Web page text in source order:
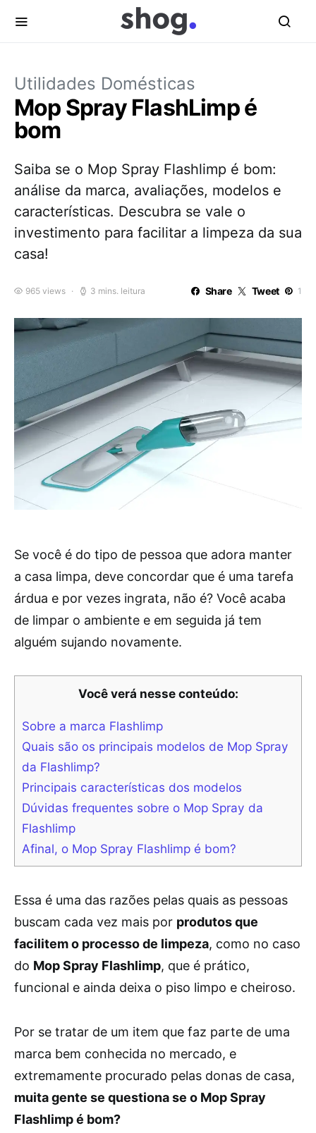
Utilidades Domésticas
Mop Spray FlashLimp é
bom
Saiba se o Mop Spray Flashlimp é bom:
análise da marca, avaliações, modelos e
características. Descubra se vale o
investimento para facilitar a limpeza da sua
casa!
965 views 3 mins. leitura Share Tweet 1
Se você é do tipo de pessoa que adora manter
a casa limpa, deve concordar que é uma tarefa
árdua e por vezes ingrata, não é? Você acaba
de limpar o ambiente e em seguida já tem
alguém sujando novamente.
Você verá nesse conteúdo:
Sobre a marca Flashlimp
Quais são os principais modelos de Mop Spray
da Flashlimp?
Principais características dos modelos
Dúvidas frequentes sobre o Mop Spray da
Flashlimp
Afinal, o Mop Spray Flashlimp é bom?
Essa é uma das razões pelas quais as pessoas
buscam cada vez mais por produtos que
facilitem o processo de limpeza, como no caso
do Mop Spray Flashlimp, que é prático,
funcional e ainda deixa o piso limpo e cheiroso.
Por se tratar de um item que faz parte de uma
marca bem conhecida no mercado, e
extremamente procurado pelas donas de casa,
muita gente se questiona se o Mop Spray
Flashlimp é bom?